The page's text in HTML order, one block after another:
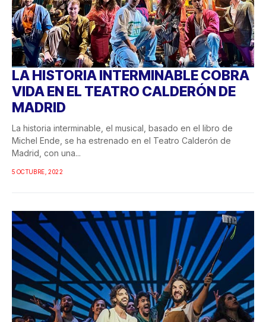
LA HISTORIA INTERMINABLE COBRA
VIDA EN EL TEATRO CALDERÓN DE
MADRID
La historia interminable, el musical, basado en el libro de
Michel Ende, se ha estrenado en el Teatro Calderón de
Madrid, con una...
5 OCTUBRE, 2022